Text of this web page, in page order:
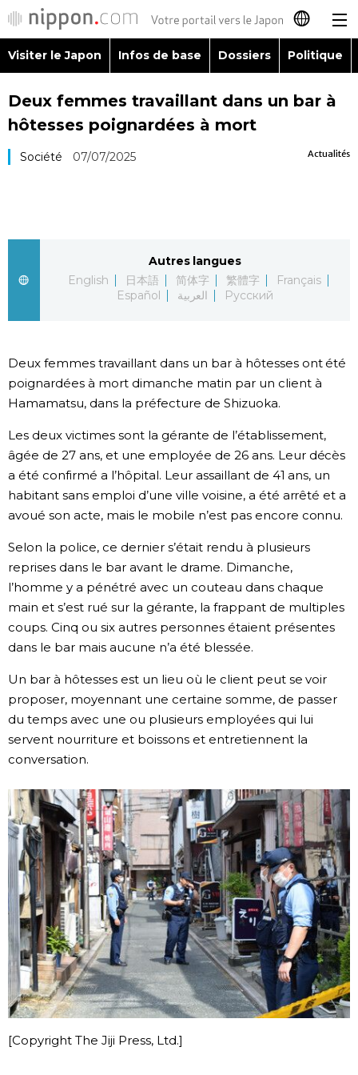
日本語
English
Русский
Visiter le Japon
Dossiers
Politique
Société
Culture
Gastronomie
Le japonais
En plus
Données
Séries
Personnages
Chroniques
Images
Vidéos
Tokyo
official SNS
Visiter le Japon Infos de base Dossiers Politique
Deux femmes travaillant dans un bar à
hôtesses poignardées à mort
Actualités
Société 07/07/2025
Autres langues
English
日本語 简体字 繁體字
Français
Español
العربية Русский
Deux femmes travaillant dans un bar à hôtesses ont été
poignardées à mort dimanche matin par un client à
Hamamatsu, dans la préfecture de Shizuoka.
Les deux victimes sont la gérante de l’établissement,
âgée de 27 ans, et une employée de 26 ans. Leur décès
a été confirmé a l’hôpital. Leur assaillant de 41 ans, un
habitant sans emploi d’une ville voisine, a été arrêté et a
avoué son acte, mais le mobile n’est pas encore connu.
Selon la police, ce dernier s’était rendu à plusieurs
reprises dans le bar avant le drame. Dimanche,
l’homme y a pénétré avec un couteau dans chaque
main et s’est rué sur la gérante, la frappant de multiples
coups. Cinq ou six autres personnes étaient présentes
dans le bar mais aucune n’a été blessée.
Un bar à hôtesses est un lieu où le client peut se voir
proposer, moyennant une certaine somme, de passer
du temps avec une ou plusieurs employées qui lui
servent nourriture et boissons et entretiennent la
conversation.
[Copyright The Jiji Press, Ltd.]